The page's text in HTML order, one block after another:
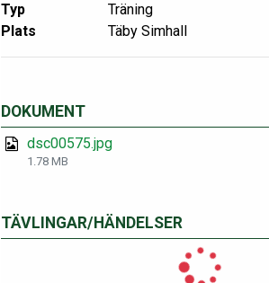
Typ
Träning
Plats
Täby Simhall
DOKUMENT
dsc00575.jpg
1.78 MB
TÄVLINGAR/HÄNDELSER